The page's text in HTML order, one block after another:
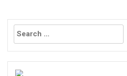
Search
for: